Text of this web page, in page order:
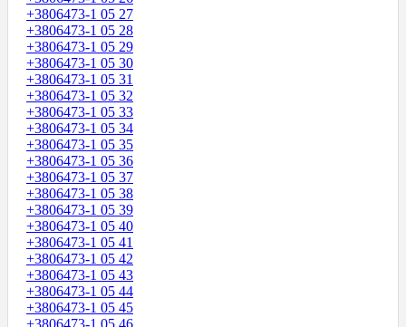
+3806473-1 05 27
+3806473-1 05 28
+3806473-1 05 29
+3806473-1 05 30
+3806473-1 05 31
+3806473-1 05 32
+3806473-1 05 33
+3806473-1 05 34
+3806473-1 05 35
+3806473-1 05 36
+3806473-1 05 37
+3806473-1 05 38
+3806473-1 05 39
+3806473-1 05 40
+3806473-1 05 41
+3806473-1 05 42
+3806473-1 05 43
+3806473-1 05 44
+3806473-1 05 45
+3806473-1 05 46